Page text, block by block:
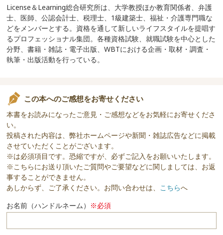
License＆Learning総合研究所は、大学教授ほか教育関係者、弁護
士、医師、公認会計士、税理士、1級建築士、福祉・介護専門職な
どをメンバーとする。資格を通して新しいライフスタイルを提唱す
るプロフェッショナル集団。各種資格試験、就職試験を中心とした
分野、書籍・雑誌・電子出版、WBTにおける企画・取材・調査・
執筆・出版活動を行っている。
この本へのご感想をお寄せください
本書をお読みになったご意見・ご感想などをお気軽にお寄せくださ
い。
投稿された内容は、弊社ホームページや新聞・雑誌広告などに掲載
させていただくことがございます。
※は必須項目です。恐縮ですが、必ずご記入をお願いいたします。
※こちらにお送り頂いたご質問やご要望などに関しましては、お返
事することができません。
あしからず、ご了承ください。お問い合わせは、 こちらへ
お名前（ハンドルネーム） ※必須